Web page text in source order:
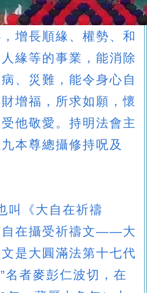
增長順緣、權勢、和
緣等的事業，能消除
、災難，能令身心自
增福，所求如願，懷
他敬愛。持明法會主
本尊總攝修持呪及
叫《大自在祈禱
自在攝受祈禱文——大
是大圓滿法第十七代
名者麥彭仁波切，在